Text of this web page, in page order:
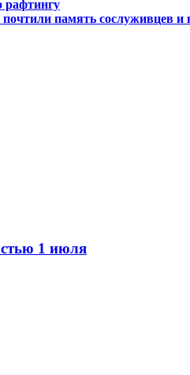
рафтингу
память сослуживцев и
1 июля